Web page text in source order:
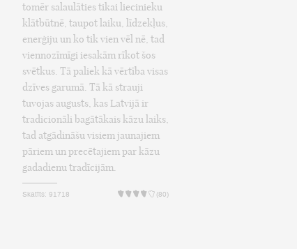
tomēr salaulāties tikai liecinieku
klātbūtnē, taupot laiku, līdzekļus,
enerģiju un ko tik vien vēl nē, tad
viennozīmīgi iesakām rīkot šos
svētkus. Tā paliek kā vērtība visas
dzīves garumā. Tā kā strauji
tuvojas augusts, kas Latvijā ir
tradicionāli bagātākais kāzu laiks,
tad atgādināšu visiem jaunajiem
pāriem un precētajiem par kāzu
gadadienu tradīcijām.
Skatīts: 91718 (80)